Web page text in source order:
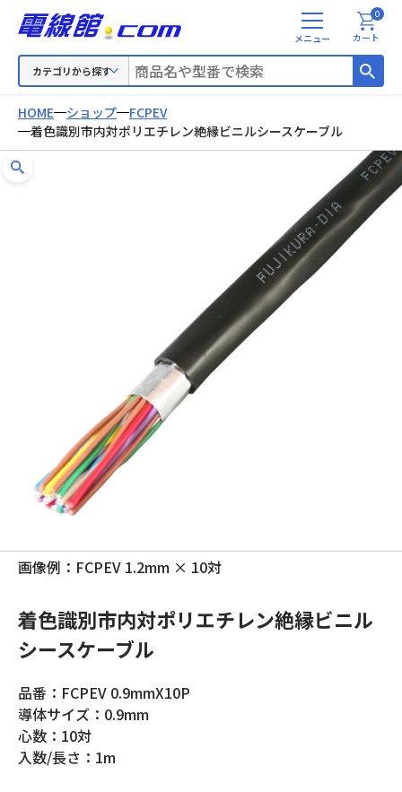
カテゴリから探す
メ
ニ
カート
0
HOME ショップ
FCPEV
着色識別市内対ポリエチレン絶縁ビニルシースケーブル
画像例：FCPEV 1.2mm × 10対
着色識別市内対ポリエチレン絶縁ビニル
シースケーブル
品番：FCPEV 0.9mmX10P
導体サイズ：0.9mm
心数：10対
入数/長さ：1m